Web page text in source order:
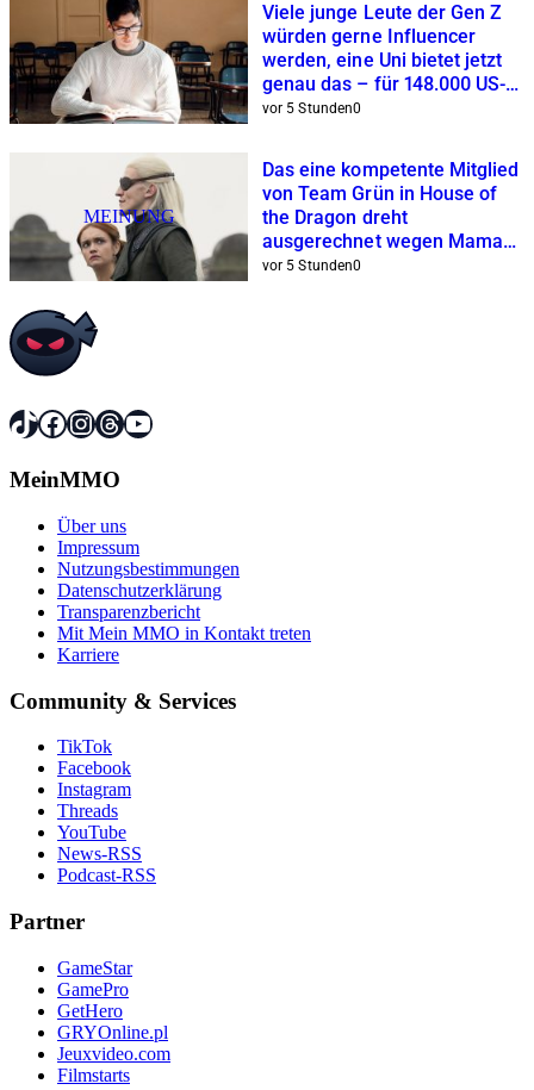
Viele junge Leute der Gen Z
würden gerne Influencer
werden, eine Uni bietet jetzt
genau das – für 148.000 US-
Dollar
vor 5 Stunden0
MEINUNG
Das eine kompetente Mitglied
von Team Grün in House of
the Dragon dreht
ausgerechnet wegen Mama
am Rad
vor 5 Stunden0
TikTok
Facebook
Instagram
Threads
YouTube
MeinMMO
Über uns
Impressum
Nutzungsbestimmungen
Datenschutzerklärung
Transparenzbericht
Mit Mein MMO in Kontakt treten
Karriere
Community & Services
TikTok
Facebook
Instagram
Threads
YouTube
News-RSS
Podcast-RSS
Partner
GameStar
GamePro
GetHero
GRYOnline.pl
Jeuxvideo.com
Filmstarts